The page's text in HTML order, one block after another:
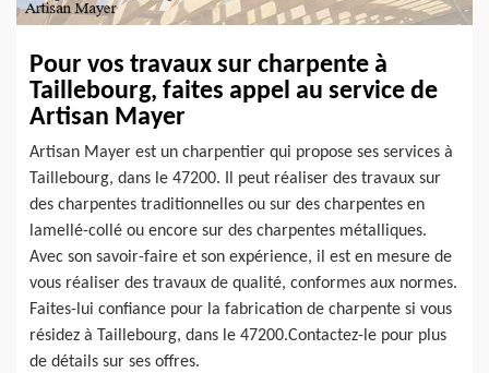
Pour vos travaux sur charpente à
Taillebourg, faites appel au service de
Artisan Mayer
Artisan Mayer est un charpentier qui propose ses services à
Taillebourg, dans le 47200. Il peut réaliser des travaux sur
des charpentes traditionnelles ou sur des charpentes en
lamellé-collé ou encore sur des charpentes métalliques.
Avec son savoir-faire et son expérience, il est en mesure de
vous réaliser des travaux de qualité, conformes aux normes.
Faites-lui confiance pour la fabrication de charpente si vous
résidez à Taillebourg, dans le 47200.Contactez-le pour plus
de détails sur ses offres.